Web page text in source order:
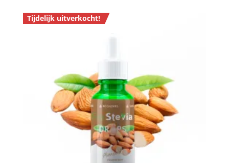
Tijdelijk uitverkocht!